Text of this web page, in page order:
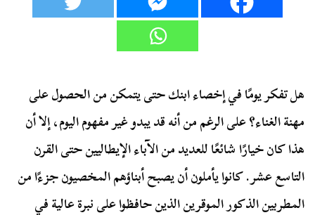
هل تفكر يومًا في إخصاء ابنك حتى يتمكن من الحصول على
مهنة الغناء؟ على الرغم من أنه قد يبدو غير مفهوم اليوم، إلا أن
هذا كان خيارًا شائعًا للعديد من الآباء الإيطاليين حتى القرن
التاسع عشر. كانوا يأملون أن يصبح أبناؤهم المخصيون جزءًا من
المطربين الذكور الموقرين الذين حافظوا على نبرة عالية في